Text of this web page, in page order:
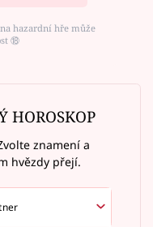
hazardní hře může
⑱
HOROSKOP
znamení a
hvězdy přejí.